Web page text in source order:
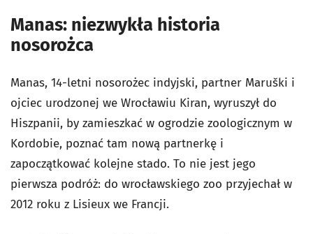
Manas: niezwykła historia
nosorożca
Manas, 14-letni nosorożec indyjski, partner Maruški i
ojciec urodzonej we Wrocławiu Kiran, wyruszył do
Hiszpanii, by zamieszkać w ogrodzie zoologicznym w
Kordobie, poznać tam nową partnerkę i
zapoczątkować kolejne stado. To nie jest jego
pierwsza podróż: do wrocławskiego zoo przyjechał w
2012 roku z Lisieux we Francji.